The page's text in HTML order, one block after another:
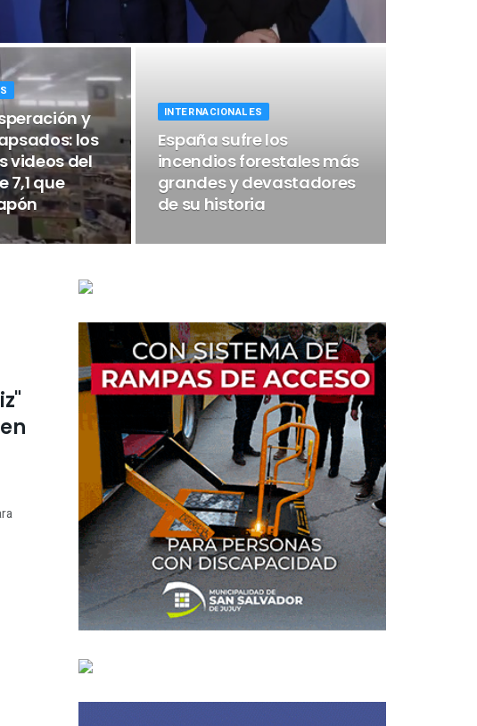
y
los
videos del
7,1 que
INTERNACIONALES
España sufre los
incendios forestales más
grandes y devastadores
de su historia